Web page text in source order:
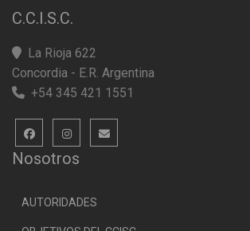
C.C.I.S.C.
La Rioja 622
Concordia - E.R. Argentina
+54 345 421 1551
Nosotros
AUTORIDADES